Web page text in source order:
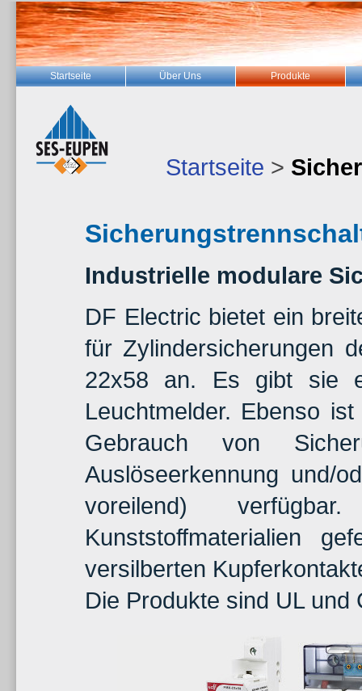
Startseite Über Uns Produkte
Startseite >
Industrielle modulare
DF Electric bietet ein
für Zylindersicherungen
22x58 an. Es gibt sie
Leuchtmelder. Ebenso
Gebrauch von
Auslöseerkennung und/
voreilend)
Kunststoffmaterialien
versilberten
Die Produkte sind UL und